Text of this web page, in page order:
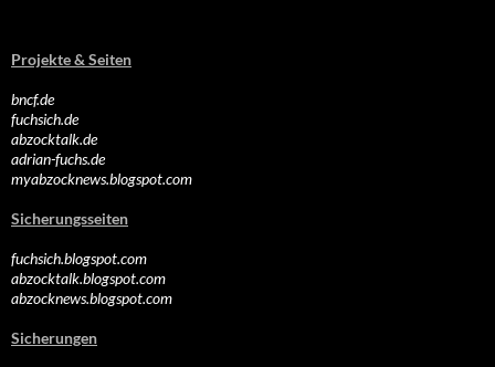
Projekte & Seiten
bncf.de
fuchsich.de
abzocktalk.de
adrian-fuchs.de
myabzocknews.blogspot.com
Sicherungsseiten
fuchsich.blogspot.com
abzocktalk.blogspot.com
abzocknews.blogspot.com
Sicherungen